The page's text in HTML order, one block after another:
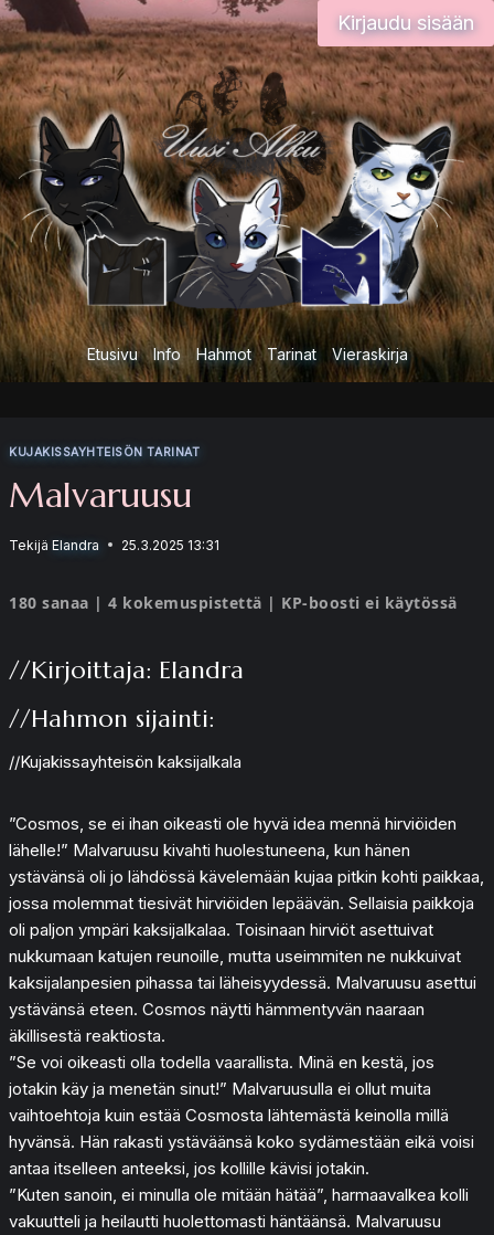
Siirry
sisältöön
Kirjaudu sisään
Etusivu Info Hahmot Tarinat Vieraskirja
KUJAKISSAYHTEISÖN TARINAT
Malvaruusu
Tekijä Elandra 25.3.2025 13:31
180 sanaa | 4 kokemuspistettä | KP-boosti ei käytössä
//Kirjoittaja: Elandra
//Hahmon sijainti:
//Kujakissayhteisön kaksijalkala
”Cosmos, se ei ihan oikeasti ole hyvä idea mennä hirviöiden
lähelle!” Malvaruusu kivahti huolestuneena, kun hänen
ystävänsä oli jo lähdössä kävelemään kujaa pitkin kohti paikkaa,
jossa molemmat tiesivät hirviöiden lepäävän. Sellaisia paikkoja
oli paljon ympäri kaksijalkalaa. Toisinaan hirviöt asettuivat
nukkumaan katujen reunoille, mutta useimmiten ne nukkuivat
kaksijalanpesien pihassa tai läheisyydessä. Malvaruusu asettui
ystävänsä eteen. Cosmos näytti hämmentyvän naaraan
äkillisestä reaktiosta.
”Se voi oikeasti olla todella vaarallista. Minä en kestä, jos
jotakin käy ja menetän sinut!” Malvaruusulla ei ollut muita
vaihtoehtoja kuin estää Cosmosta lähtemästä keinolla millä
hyvänsä. Hän rakasti ystäväänsä koko sydämestään eikä voisi
antaa itselleen anteeksi, jos kollille kävisi jotakin.
”Kuten sanoin, ei minulla ole mitään hätää”, harmaavalkea kolli
vakuutteli ja heilautti huolettomasti häntäänsä. Malvaruusu